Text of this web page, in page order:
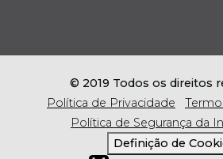
© 2019 Todos os direitos
Política de Privacidade
Política de Segurança da
Definição de